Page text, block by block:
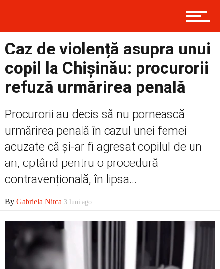
Externe
Economic
Caz de violență asupra unui
copil la Chișinău: procurorii
refuză urmărirea penală
Procurorii au decis să nu pornească
urmărirea penală în cazul unei femei
acuzate că și-ar fi agresat copilul de un
an, optând pentru o procedură
contravențională, în lipsa...
By Gabriela Nirca 3 luni ago